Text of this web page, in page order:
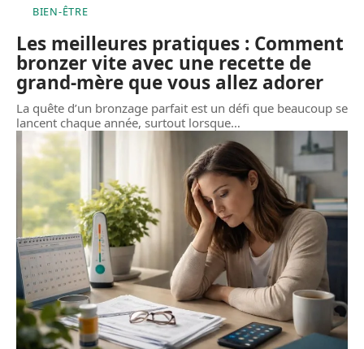
BIEN-ÊTRE
Les meilleures pratiques : Comment
bronzer vite avec une recette de
grand-mère que vous allez adorer
La quête d’un bronzage parfait est un défi que beaucoup se
lancent chaque année, surtout lorsque…